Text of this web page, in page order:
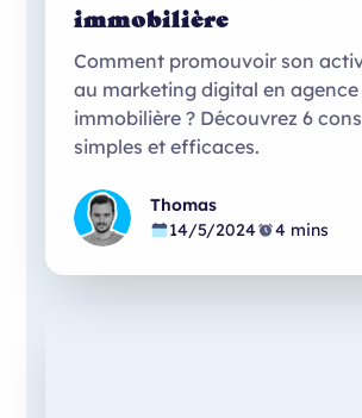
immobilière
Comment promouvoir son
au marketing digital en agence
immobilière ? Découvrez 6
simples et efficaces.
Thomas
14/5/2024
4 mins